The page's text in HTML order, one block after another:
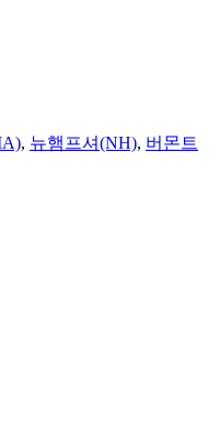
, 뉴햄프셔(NH), 버몬트